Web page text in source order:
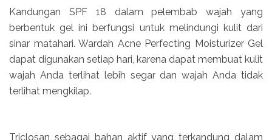
Kandungan SPF 18 dalam pelembab wajah yang
berbentuk gel ini berfungsi untuk melindungi kulit dari
sinar matahari. Wardah Acne Perfecting Moisturizer Gel
dapat digunakan setiap hari, karena dapat membuat kulit
wajah Anda terlihat lebih segar dan wajah Anda tidak
terlihat mengkilap.
Triclosan sebagai bahan aktif yang terkandung dalam